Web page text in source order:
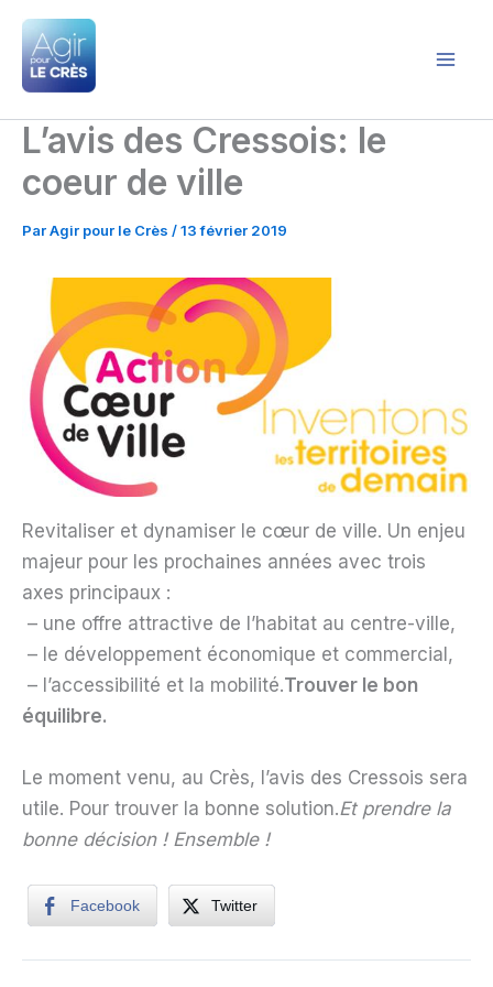
Aller
contenu
L’avis des Cressois: le
coeur de ville
ParAgir pour le Crès /13 février 2019
Revitaliser et dynamiser le cœur de ville. Un enjeu
majeur pour les prochaines années avec trois
axes principaux :
– une offre attractive de l’habitat au centre-ville,
– le développement économique et commercial,
– l’accessibilité et la mobilité.Trouver le bon
équilibre.
Le moment venu, au Crès, l’avis des Cressois sera
utile. Pour trouver la bonne solution.Et prendre la
bonne décision ! Ensemble !
Facebook Twitter